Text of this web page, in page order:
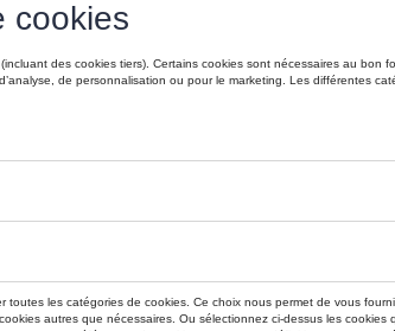
Dit product is